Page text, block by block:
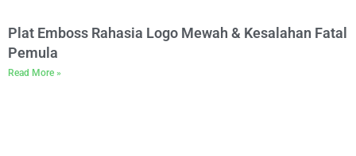
Plat Emboss Rahasia Logo Mewah & Kesalahan Fatal
Pemula
Read More »